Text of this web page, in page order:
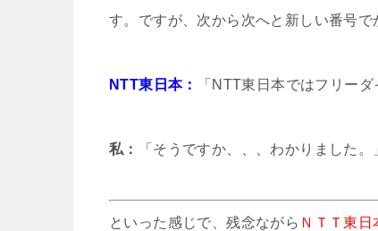
す。ですが、次から次へと新しい番号で
NTT東日本： 「NTT東日本ではフリー
私： 「そうですか、、、わかりました。
といった感じで、残念ながら ＮＴＴ東